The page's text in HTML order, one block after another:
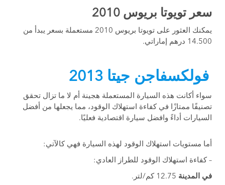
سعر تويوتا بريوس 2010
يمكنك العثور على تويوتا بريوس 2010 مستعملة بسعر يبدأ من
14.500 درهم إماراتي.
فولكسفاجن جيتا 2013
سواء أكانت هذه السيارة المستعملة هجينة أم لا ما تزال تحقق
تصنيفًا ممتازًا في كفاءة استهلاك الوقود، مما يجعلها من أفضل
السيارات أداءً وافضل سيارة اقتصادية فعليًا.
أما مستويات استهلاك الوقود لهذه السيارة فهي كالآتي:
– كفاءة استهلاك الوقود للطراز العادي:
في المدينة